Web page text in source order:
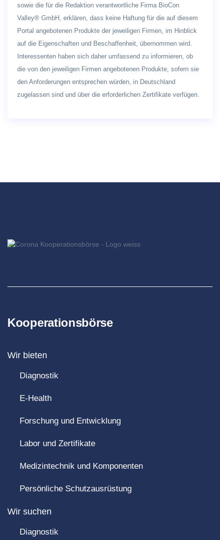
sowie die für die Redaktion verantwortliche Firma BioCon
Valley® GmbH, erklären, dass keine Haftung für die auf diesem
Portal angebotenen Produkte der jeweiligen Firmen, im Hinblick
auf die Eigenschaften und Beschaffenheit, übernommen wird.
Interessenten haben sich daher umfassend zu informieren, ob
die von den jeweiligen Firmen angebotenen Produkte, sofern sie
den Anforderungen entsprechen würden, in Deutschland
zugelassen sind und über die erforderlichen Zertifikate verfügen.
Kooperationsbörse
Wir bieten
Diagnostik
E-Health
Forschung und Entwicklung
Labor und Zertifikate
Medizintechnik und Komponenten
Persönliche Schutzausrüstung
Wir suchen
Diagnostik